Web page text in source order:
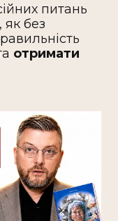
питань
без
отримати